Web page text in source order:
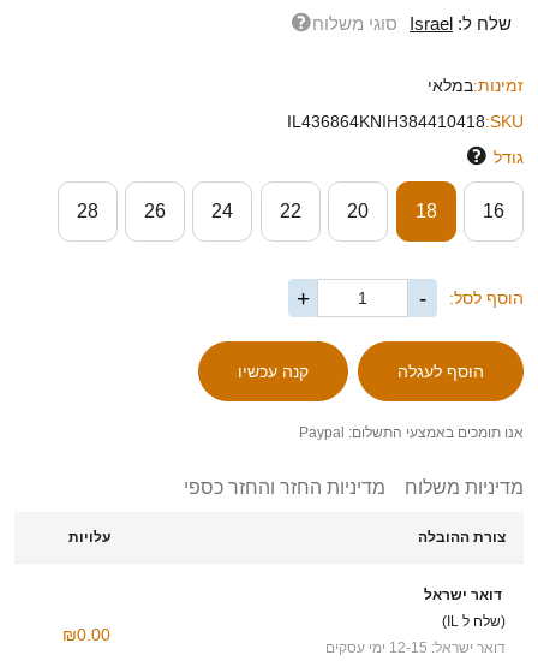
שלח ל: Israel סוגי משלוח
זמינות:במלאי
SKU:
IL436864KNIH384410418
גודל
16
18
20
22
24
26
28
הוסף לסל: -
+
אנו תומכים באמצעי התשלום: Paypal
מדיניות משלוח מדיניות החזר והחזר כספי
צורת ההובלה עלויות
דואר ישראל
(שלח ל IL)
דואר ישראל: 12-15 ימי עסקים
₪0.00